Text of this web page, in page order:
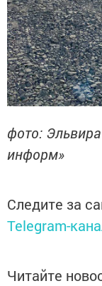
фото:
информ»
Следите за
Telegram-
Читайте